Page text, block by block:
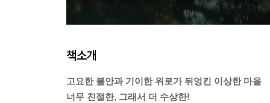
책소개
고요한 불안과 기이한 위로가 뒤엉킨 이상한 마을
너무 친절한, 그래서 더 수상한!